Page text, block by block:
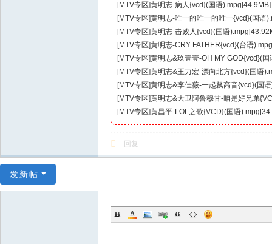
黄明志-病人{vcd}(国语).mpg[44.9MB]
[MTV专区]
黄明志-唯一的唯一的唯一{vcd}(国语
[MTV专区]
黄明志-击败人{vcd}(国语
[MTV专区]
黄明志-CRY FATHER{vcd}(台语
[MTV专区]
黄明志&玖壹壹-OH MY GOD{vcd}(
[MTV专区]
黄明志&王力宏-漂向北方{vcd}(国语
[MTV专区]
黄明志&李佳薇-一起飙高音{vcd}(国
[MTV专区]
黄明志&大卫阿鲁穆甘-咱是好兄弟
[MTV专区]
黄昌平-LOL之歌{VCD}(国语
[MTV专区]
回复
发新帖